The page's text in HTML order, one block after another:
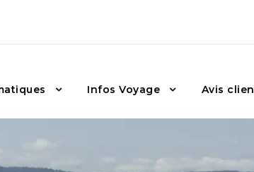
Infos Voyage Avis